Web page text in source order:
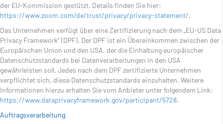
der EU-Kommission gestützt. Details finden Sie hier:
https://www.zoom.com/de/trust/privacy/privacy-statement/.
Das Unternehmen verfügt über eine Zertifizierung nach dem „EU-US Data
Privacy Framework“ (DPF). Der DPF ist ein Übereinkommen zwischen der
Europäischen Union und den USA, der die Einhaltung europäischer
Datenschutzstandards bei Datenverarbeitungen in den USA
gewährleisten soll. Jedes nach dem DPF zertifizierte Unternehmen
verpflichtet sich, diese Datenschutzstandards einzuhalten. Weitere
Informationen hierzu erhalten Sie vom Anbieter unter folgendem Link:
https://www.dataprivacyframework.gov/participant/5728.
Auftragsverarbeitung